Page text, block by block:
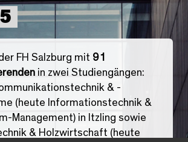
FH Salzburg mit 91
in zwei Studiengängen:
& -
(heute Informationstechnik &
Management) in Itzling sowie
& Holzwirtschaft (heute